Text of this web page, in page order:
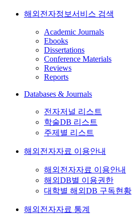
해외전자정보서비스 검색
Academic Journals
Ebooks
Dissertations
Conference Materials
Reviews
Reports
Databases & Journals
전자저널 리스트
학술DB 리스트
주제별 리스트
해외전자자료 이용안내
해외전자자료 이용안내
해외DB별 이용권한
대학별 해외DB 구독현황
해외전자자료 통계